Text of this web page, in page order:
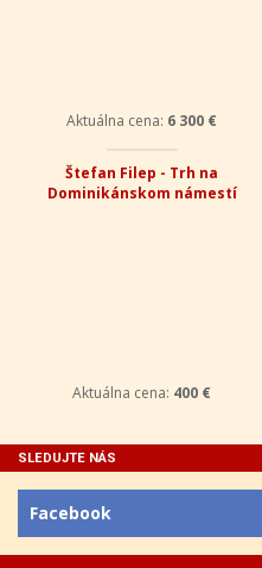
Aktuálna cena: 6 300 €
Štefan Filep - Trh na
Dominikánskom námestí
Aktuálna cena: 400 €
SLEDUJTE NÁS
Facebook